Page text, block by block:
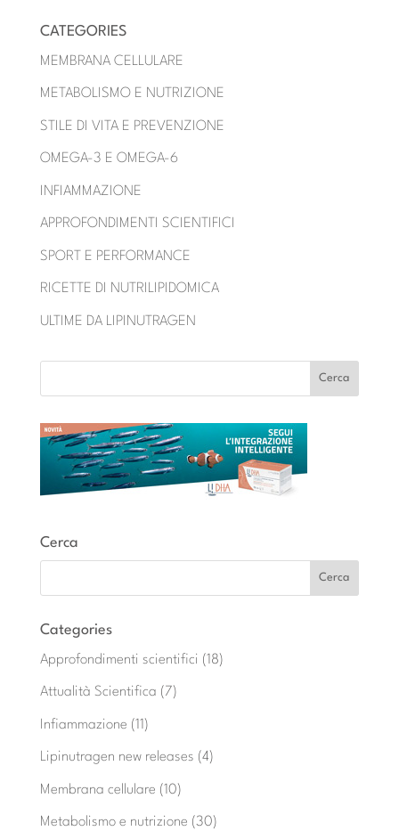
CATEGORIES
MEMBRANA CELLULARE
METABOLISMO E NUTRIZIONE
STILE DI VITA E PREVENZIONE
OMEGA-3 E OMEGA-6
INFIAMMAZIONE
APPROFONDIMENTI SCIENTIFICI
SPORT E PERFORMANCE
RICETTE DI NUTRILIPIDOMICA
ULTIME DA LIPINUTRAGEN
Cerca
Categories
Approfondimenti scientifici (18)
Attualità Scientifica (7)
Infiammazione (11)
Lipinutragen new releases (4)
Membrana cellulare (10)
Metabolismo e nutrizione (30)